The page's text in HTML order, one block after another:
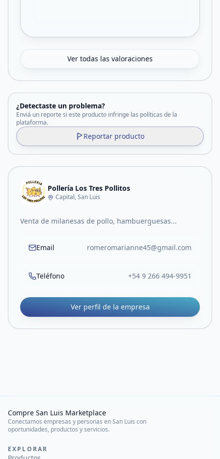
Ver todas las valoraciones
¿Detectaste un problema?
Enviá un reporte si este producto infringe las políticas de la
plataforma.
Reportar producto
Pollería Los Tres Pollitos
Capital, San Luis
Venta de milanesas de pollo, hambuerguesas...
Email romeromarianne45@gmail.com
Teléfono +54 9 266 494-9951
Ver perfil de la empresa
Compre San Luis Marketplace
Conectamos empresas y personas en San Luis con
oportunidades, productos y servicios.
EXPLORAR